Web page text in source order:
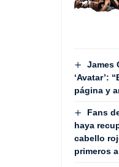
James
‘Avatar’:
página y
Fans
haya
cabello
primeros